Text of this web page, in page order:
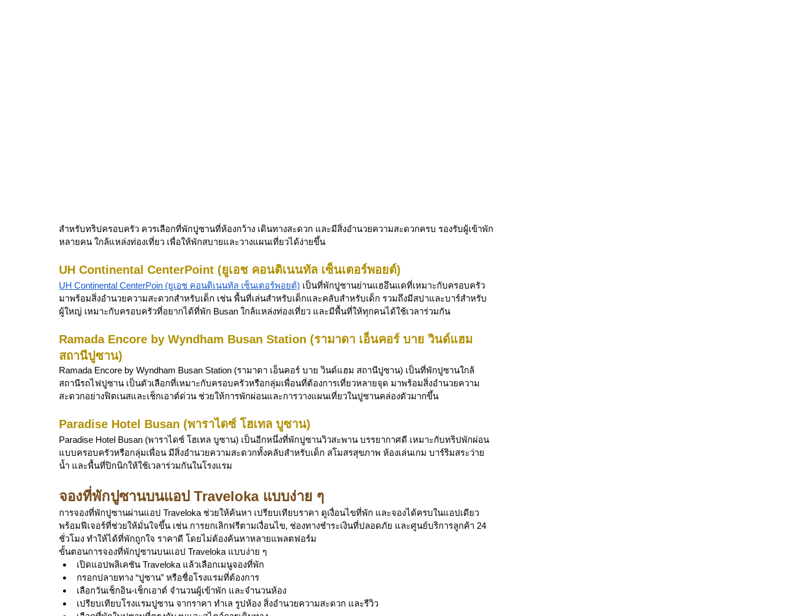
สำหรับทริปครอบครัว ควรเลือกที่พักปูซานที่ห้องกว้าง เดินทางสะดวก และมีสิ่งอำนวยความสะดวกครบ รองรับผู้เข้าพัก
หลายคน ใกล้แหล่งท่องเที่ยว เพื่อให้พักสบายและวางแผนเที่ยวได้ง่ายขึ้น
UH Continental CenterPoint (ยูเอช คอนติเนนทัล เซ็นเตอร์พอยต์)
UH Continental CenterPoin (ยูเอช คอนติเนนทัล เซ็นเตอร์พอยต์) เป็นที่พักปูซานย่านแฮอึนแดที่เหมาะกับครอบครัว
มาพร้อมสิ่งอำนวยความสะดวกสำหรับเด็ก เช่น พื้นที่เล่นสำหรับเด็กและคลับสำหรับเด็ก รวมถึงมีสปาและบาร์สำหรับ
ผู้ใหญ่ เหมาะกับครอบครัวที่อยากได้ที่พัก Busan ใกล้แหล่งท่องเที่ยว และมีพื้นที่ให้ทุกคนได้ใช้เวลาร่วมกัน
Ramada Encore by Wyndham Busan Station (รามาดา เอ็นคอร์ บาย วินด์แฮม
สถานีปูซาน)
Ramada Encore by Wyndham Busan Station (รามาดา เอ็นคอร์ บาย วินด์แฮม สถานีปูซาน) เป็นที่พักปูซานใกล้
สถานีรถไฟปูซาน เป็นตัวเลือกที่เหมาะกับครอบครัวหรือกลุ่มเพื่อนที่ต้องการเที่ยวหลายจุด มาพร้อมสิ่งอำนวยความ
สะดวกอย่างฟิตเนสและเช็กเอาต์ด่วน ช่วยให้การพักผ่อนและการวางแผนเที่ยวในปูซานคล่องตัวมากขึ้น
Paradise Hotel Busan (พาราไดซ์ โฮเทล บูซาน)
Paradise Hotel Busan (พาราไดซ์ โฮเทล บูซาน) เป็นอีกหนึ่งที่พักปูซานวิวสะพาน บรรยากาศดี เหมาะกับทริปพักผ่อน
แบบครอบครัวหรือกลุ่มเพื่อน มีสิ่งอำนวยความสะดวกทั้งคลับสำหรับเด็ก สโมสรสุขภาพ ห้องเล่นเกม บาร์ริมสระว่าย
น้ำ และพื้นที่ปิกนิกให้ใช้เวลาร่วมกันในโรงแรม
จองที่พักปูซานบนแอป Traveloka แบบง่าย ๆ
การจองที่พักปูซานผ่านแอป Traveloka ช่วยให้ค้นหา เปรียบเทียบราคา ดูเงื่อนไขที่พัก และจองได้ครบในแอปเดียว
พร้อมฟีเจอร์ที่ช่วยให้มั่นใจขึ้น เช่น การยกเลิกฟรีตามเงื่อนไข, ช่องทางชำระเงินที่ปลอดภัย และศูนย์บริการลูกค้า 24
ชั่วโมง ทำให้ได้ที่พักถูกใจ ราคาดี โดยไม่ต้องค้นหาหลายแพลตฟอร์ม
ขั้นตอนการจองที่พักปูซานบนแอป Traveloka แบบง่าย ๆ
เปิดแอปพลิเคชัน Traveloka แล้วเลือกเมนูจองที่พัก
กรอกปลายทาง “ปูซาน” หรือชื่อโรงแรมที่ต้องการ
เลือกวันเช็กอิน-เช็กเอาต์ จำนวนผู้เข้าพัก และจำนวนห้อง
เปรียบเทียบโรงแรมปูซาน จากราคา ทำเล รูปห้อง สิ่งอำนวยความสะดวก และรีวิว